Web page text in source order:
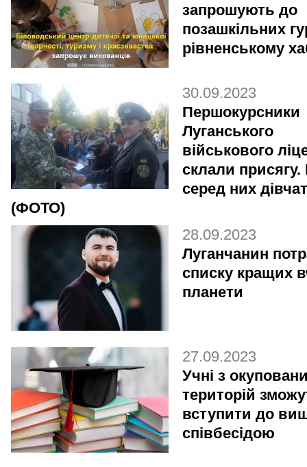
запрошують до
позашкільних
рівненському
30.09.2023
Першокурсники
Луганського
військового
склали
серед них
(ФОТО)
28.09.2023
Луганчанин
списку кращих
планети
27.09.2023
Учні з
територій
вступити до
співбесідою